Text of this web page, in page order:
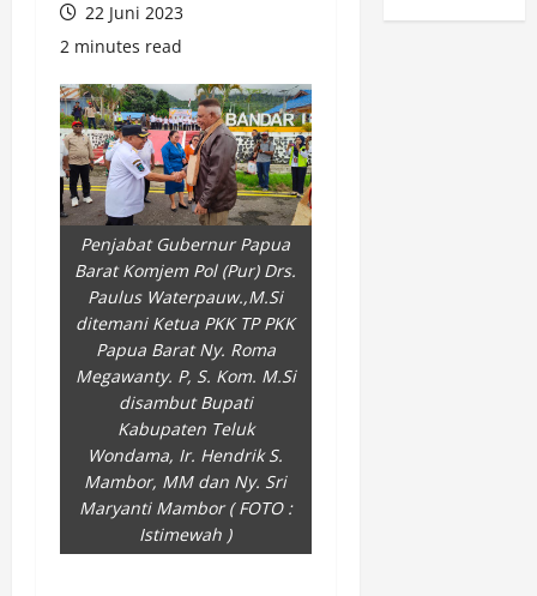
22 Juni 2023
2 minutes read
Penjabat Gubernur Papua
Barat Komjem Pol (Pur) Drs.
Paulus Waterpauw.,M.Si
ditemani Ketua PKK TP PKK
Papua Barat Ny. Roma
Megawanty. P, S. Kom. M.Si
disambut Bupati
Kabupaten Teluk
Wondama, Ir. Hendrik S.
Mambor, MM dan Ny. Sri
Maryanti Mambor ( FOTO :
Istimewah )